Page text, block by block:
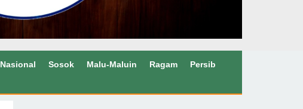
Nasional Sosok Malu-Maluin Ragam
Persib